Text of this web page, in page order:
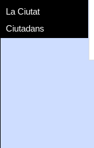
La Ciutat
Ciutadans